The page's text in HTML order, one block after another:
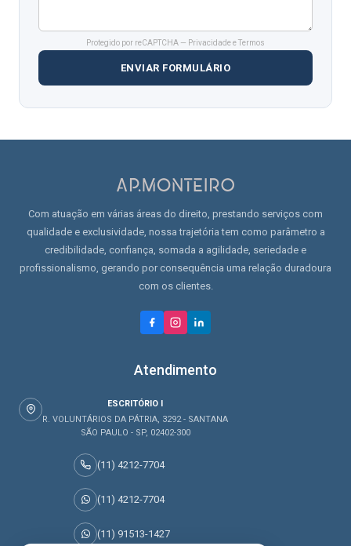
Protegido por reCAPTCHA — PrivacidadeeTermos
ENVIAR FORMULÁRIO
Com atuação em várias áreas do direito, prestando serviços com
qualidade e exclusividade, nossa trajetória tem como parâmetro a
credibilidade, confiança, somada a agilidade, seriedade e
profissionalismo, gerando por consequência uma relação duradoura
com os clientes.
Atendimento
ESCRITÓRIO I
R. VOLUNTÁRIOS DA PÁTRIA, 3292 - SANTANA
SÃO PAULO - SP, 02402-300
(11) 4212-7704
(11) 4212-7704
(11) 91513-1427